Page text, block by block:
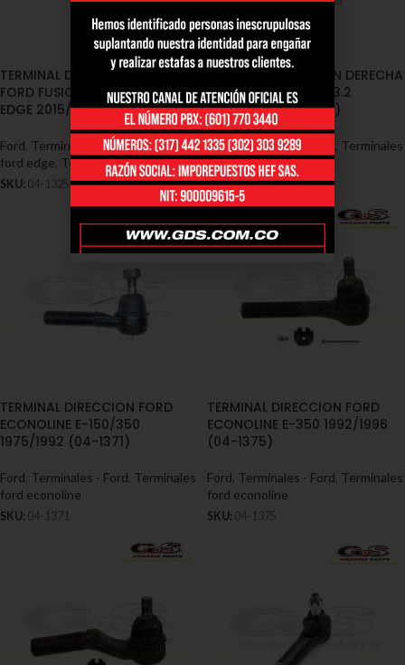
TERMINAL DIRECCION DERECHA
FORD FUSION 2013/2018 –
EDGE 2015/2018 (04-1325)
Ford Terminales - Ford, Terminales
ford edge Terminales ford fusion
SKU: 04-1325
TERMINAL DIRECCION DERECHA
FORD RANGER 2.2 / 3.2
2013/2017 (04-1332)
Ford,Terminales - Ford
Terminales
ford ranger
SKU:04-1332
TERMINAL DIRECCION FORD
ECONOLINE E-150/350
1975/1992 (04-1371)
Ford Terminales - Ford Terminales
ford econoline
SKU: 04-1371
TERMINAL DIRECCION FORD
ECONOLINE E-350 1992/1996
(04-1375)
Ford Terminales - Ford Terminales
ford econoline
SKU: 04-1375